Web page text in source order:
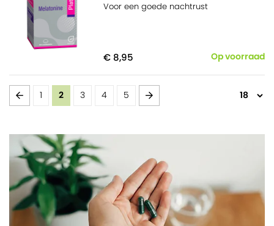
Voor een goede nachtrust
€ 8,95 Op voorraad
PaginaPagina
Vorige
Pagina
1 U lees momenteel pagina
2 Pagina
3 Pagina
4 Pagina
5